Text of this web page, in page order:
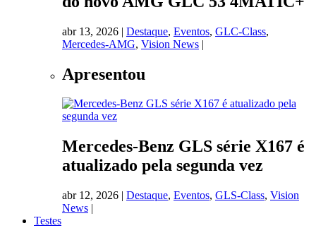
abr 13, 2026 | Destaque, Eventos, GLC-Class,
Mercedes-AMG, Vision News |
Apresentou
Mercedes-Benz GLS série X167 é
atualizado pela segunda vez
abr 12, 2026 | Destaque, Eventos, GLS-Class, Vision
News |
Testes